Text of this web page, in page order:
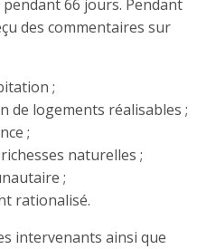
66 jours. Pendant
des commentaires sur
;
de logements réalisables ;
;
naturelles ;
;
rationalisé.
intervenants ainsi que